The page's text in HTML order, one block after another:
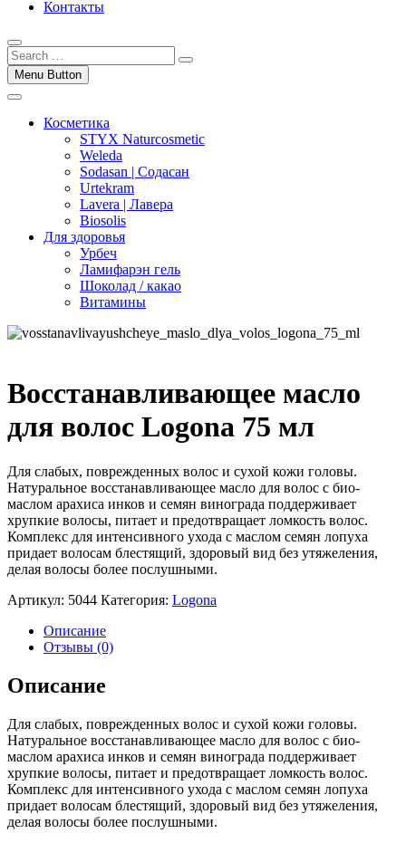
Контакты
Menu Button
Косметика
STYX Naturcosmetic
Weleda
Sodasan | Содасан
Urtekram
Lavera | Лавера
Biosolis
Для здоровья
Урбеч
Ламифарэн гель
Шоколад / какао
Витамины
Восстанавливающее масло
для волос Logona 75 мл
Для слабых, поврежденных волос и сухой кожи головы.
Натуральное восстанавливающее масло для волос с био-
маслом арахиса инков и семян винограда поддерживает
хрупкие волосы, питает и предотвращает ломкость волос.
Комплекс для интенсивного ухода с маслом семян лопуха
придает волосам блестящий, здоровый вид без утяжеления,
делая волосы более послушными.
Артикул: 5044 Категория: Logona
Описание
Отзывы (0)
Описание
Для слабых, поврежденных волос и сухой кожи головы.
Натуральное восстанавливающее масло для волос с био-
маслом арахиса инков и семян винограда поддерживает
хрупкие волосы, питает и предотвращает ломкость волос.
Комплекс для интенсивного ухода с маслом семян лопуха
придает волосам блестящий, здоровый вид без утяжеления,
делая волосы более послушными.